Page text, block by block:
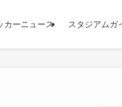
カーニュース スタジアムガ